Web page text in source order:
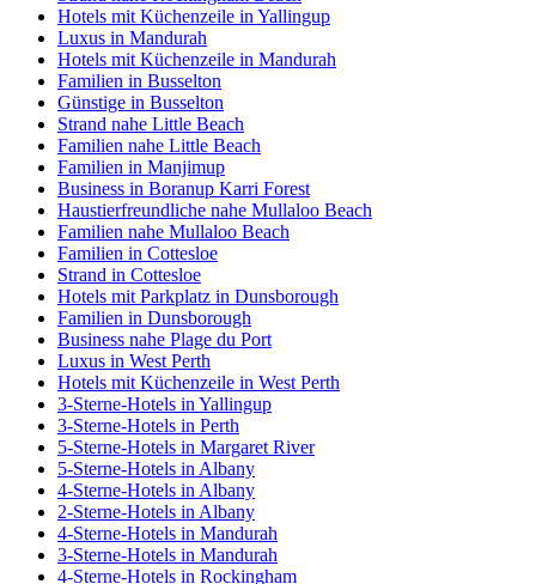
Hotels mit Küchenzeile in Yallingup
Luxus in Mandurah
Hotels mit Küchenzeile in Mandurah
Familien in Busselton
Günstige in Busselton
Strand nahe Little Beach
Familien nahe Little Beach
Familien in Manjimup
Business in Boranup Karri Forest
Haustierfreundliche nahe Mullaloo Beach
Familien nahe Mullaloo Beach
Familien in Cottesloe
Strand in Cottesloe
Hotels mit Parkplatz in Dunsborough
Familien in Dunsborough
Business nahe Plage du Port
Luxus in West Perth
Hotels mit Küchenzeile in West Perth
3-Sterne-Hotels in Yallingup
3-Sterne-Hotels in Perth
5-Sterne-Hotels in Margaret River
5-Sterne-Hotels in Albany
4-Sterne-Hotels in Albany
2-Sterne-Hotels in Albany
4-Sterne-Hotels in Mandurah
3-Sterne-Hotels in Mandurah
4-Sterne-Hotels in Rockingham